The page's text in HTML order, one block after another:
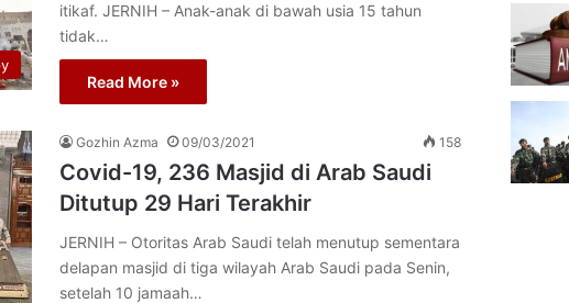
itikaf. JERNIH – Anak-anak di bawah usia 15 tahun
tidak…
Read More »
Gozhin Azma 09/03/2021 158
Covid-19, 236 Masjid di Arab Saudi
Ditutup 29 Hari Terakhir
JERNIH – Otoritas Arab Saudi telah menutup sementara
delapan masjid di tiga wilayah Arab Saudi pada Senin,
setelah 10 jamaah…